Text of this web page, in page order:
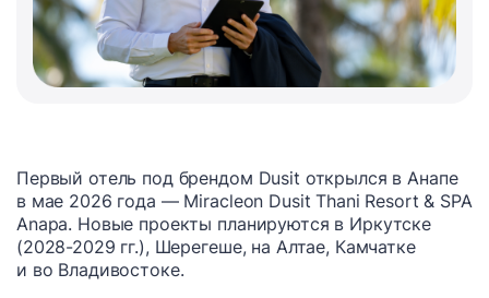
Первый отель под брендом Dusit открылся в Анапе
в мае 2026 года — Miracleon Dusit Thani Resort & SPA
Anapa. Новые проекты планируются в Иркутске
(2028-2029 гг.), Шерегеше, на Алтае, Камчатке
и во Владивостоке.